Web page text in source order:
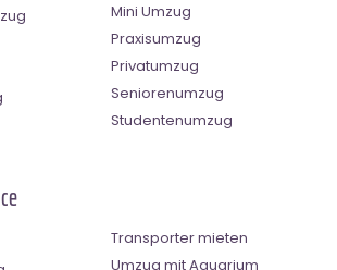
Mini Umzug
Praxisumzug
Privatumzug
Seniorenumzug
Studentenumzug
Transporter mieten
Umzug mit Aquarium